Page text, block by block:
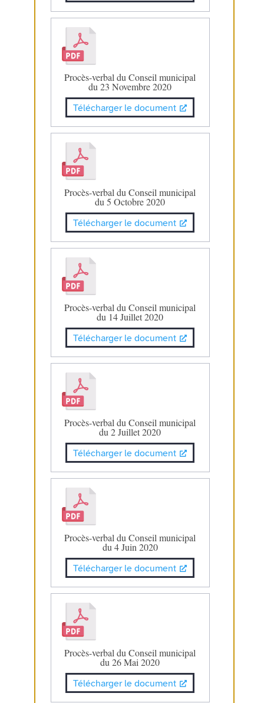
Procès-verbal du Conseil municipal
du 23 Novembre 2020
Télécharger le document
Procès-verbal du Conseil municipal
du 5 Octobre 2020
Télécharger le document
Procès-verbal du Conseil municipal
du 14 Juillet 2020
Télécharger le document
Procès-verbal du Conseil municipal
du 2 Juillet 2020
Télécharger le document
Procès-verbal du Conseil municipal
du 4 Juin 2020
Télécharger le document
Procès-verbal du Conseil municipal
du 26 Mai 2020
Télécharger le document